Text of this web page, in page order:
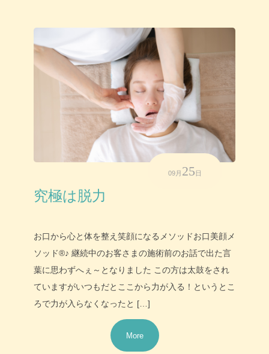
09月 25 日
究極は脱力
お口から心と体を整え笑顔になるメソッドお口美顔メ
ソッド®♪ 継続中のお客さまの施術前のお話で出た言
葉に思わずへぇ～となりました この方は太鼓をされ
ていますがいつもだとここから力が入る！というとこ
ろで力が入らなくなったと […]
More